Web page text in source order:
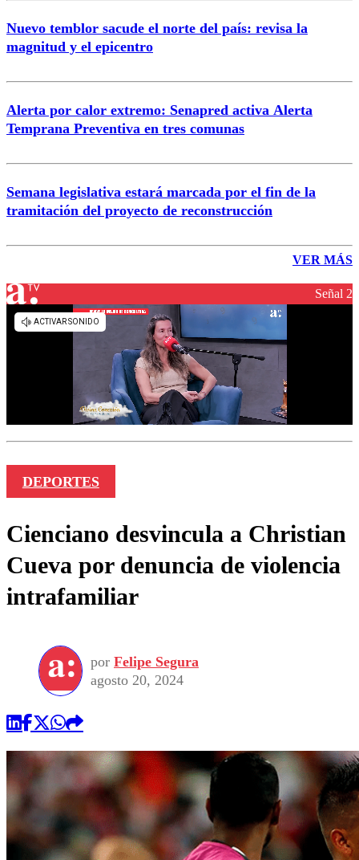
Nuevo temblor sacude el norte del país: revisa la
magnitud y el epicentro
Alerta por calor extremo: Senapred activa Alerta
Temprana Preventiva en tres comunas
Semana legislativa estará marcada por el fin de la
tramitación del proyecto de reconstrucción
VER MÁS
Señal 2
DEPORTES
Cienciano desvincula a Christian
Cueva por denuncia de violencia
intrafamiliar
por Felipe Segura
agosto 20, 2024